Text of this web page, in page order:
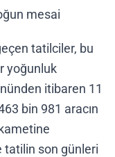
mesai
tatilciler, bu
yoğunluk
itibaren 11
bin 981 aracın
tatilin son günleri